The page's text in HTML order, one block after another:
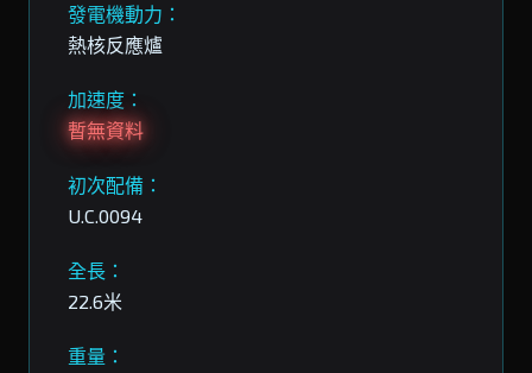
發電機動力：
熱核反應爐
加速度：
暫無資料
初次配備：
U.C.0094
全長：
22.6米
重量：